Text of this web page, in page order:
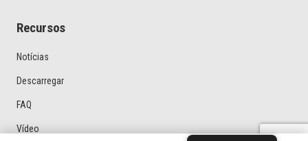
Recursos
Notícias
Descarregar
FAQ
Vídeo